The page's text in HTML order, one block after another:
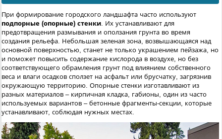
При формирование городского ландшафта часто используют
подпорные (опорные) стенки. Их устанавливают для
предотвращения размывания и оползания грунта во время
создания рельефа. Небольшая зеленая зона, возвышающаяся над
основной поверхностью, станет не только украшением пейзажа, но
и поможет повысить содержание кислорода в воздухе, но без
соответствующего обрамления грунт под влиянием собственного
веса и влаги осадков сползет на асфальт или брусчатку, загрязнив
окружающую территорию. Опорные стенки изготавливают из
разных материалов – кирпичная кладка, габионы, один из часто
используемых вариантов – бетонные фрагменты-секции, которые
устанавливают, соблюдая нужных местах.